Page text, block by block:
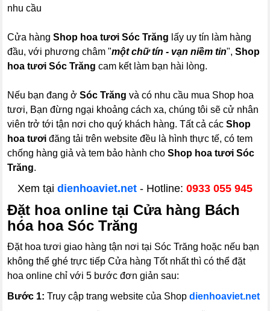
nhu cầu
Cửa hàngShop hoa tươi Sóc Trăng lấy uy tín làm hàng
đầu, với phương châm "một chữ tín - vạn niềm tin",Shop
hoa tươi Sóc Trăng cam kết làm bạn hài lòng.
Nếu bạn đang ởSóc Trăng và có nhu cầu mua Shop hoa
tươi, Bạn đừng ngại khoảng cách xa, chúng tôi sẽ cử nhân
viên trở tới tận nơi cho quý khách hàng. Tất cả cácShop
hoa tươi đăng tải trên website đều là hình thực tế, có tem
chống hàng giả và tem bảo hành choShop hoa tươi Sóc
Trăng.
Xem tại dienhoaviet.net - Hotline: 0933 055 945
Đặt hoa online tại Cửa hàng Bách
hóa hoa Sóc Trăng
Đặt hoa tươi giao hàng tận nơi tại Sóc Trăng hoặc nếu bạn
không thể ghé trực tiếp Cửa hàng Tốt nhất thì có thể đặt
hoa online chỉ với 5 bước đơn giản sau:
Bước 1:Truy cập trang website của Shop dienhoaviet.net